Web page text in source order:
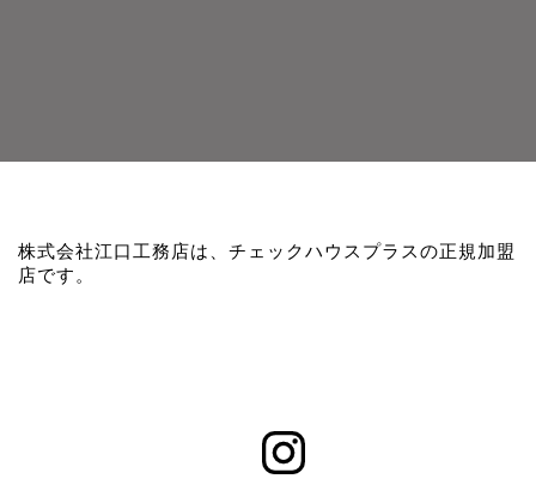
株式会社江口工務店は、チェックハウスプラスの正規加盟
店です。